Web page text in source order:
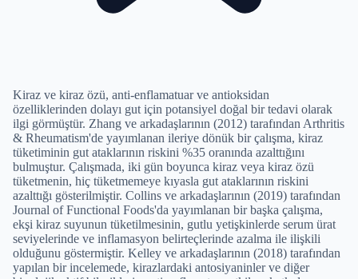
Kiraz ve kiraz özü, anti-enflamatuar ve antioksidan
özelliklerinden dolayı gut için potansiyel doğal bir tedavi olarak
ilgi görmüştür. Zhang ve arkadaşlarının (2012) tarafından Arthritis
& Rheumatism'de yayımlanan ileriye dönük bir çalışma, kiraz
tüketiminin gut ataklarının riskini %35 oranında azalttığını
bulmuştur. Çalışmada, iki gün boyunca kiraz veya kiraz özü
tüketmenin, hiç tüketmemeye kıyasla gut ataklarının riskini
azalttığı gösterilmiştir. Collins ve arkadaşlarının (2019) tarafından
Journal of Functional Foods'da yayımlanan bir başka çalışma,
ekşi kiraz suyunun tüketilmesinin, gutlu yetişkinlerde serum ürat
seviyelerinde ve inflamasyon belirteçlerinde azalma ile ilişkili
olduğunu göstermiştir. Kelley ve arkadaşlarının (2018) tarafından
yapılan bir incelemede, kirazlardaki antosiyaninler ve diğer